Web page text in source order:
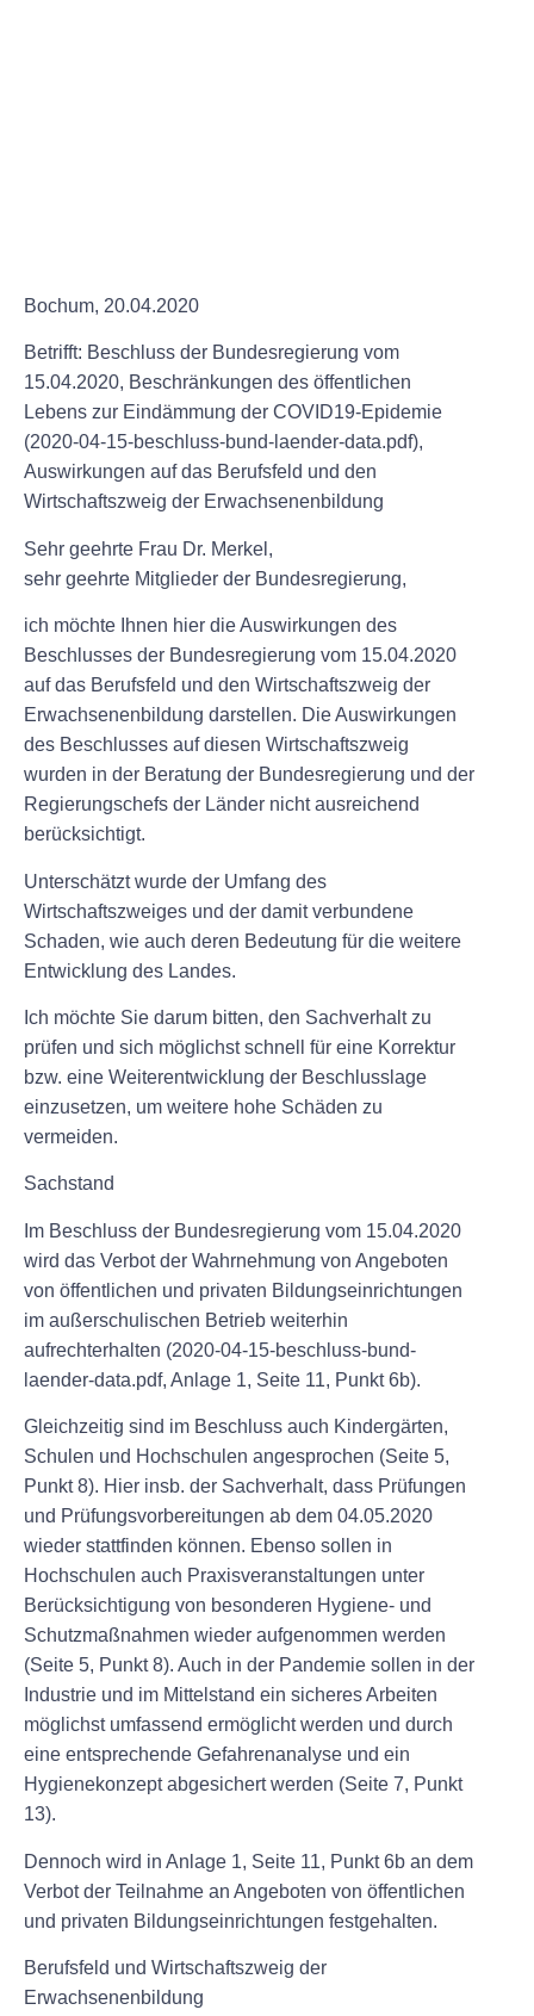
Bochum, 20.04.2020
Betrifft: Beschluss der Bundesregierung vom
15.04.2020, Beschränkungen des öffentlichen
Lebens zur Eindämmung der COVID19-Epidemie
(2020-04-15-beschluss-bund-laender-data.pdf),
Auswirkungen auf das Berufsfeld und den
Wirtschaftszweig der Erwachsenenbildung
Sehr geehrte Frau Dr. Merkel,
sehr geehrte Mitglieder der Bundesregierung,
ich möchte Ihnen hier die Auswirkungen des
Beschlusses der Bundesregierung vom 15.04.2020
auf das Berufsfeld und den Wirtschaftszweig der
Erwachsenenbildung darstellen. Die Auswirkungen
des Beschlusses auf diesen Wirtschaftszweig
wurden in der Beratung der Bundesregierung und der
Regierungschefs der Länder nicht ausreichend
berücksichtigt.
Unterschätzt wurde der Umfang des
Wirtschaftszweiges und der damit verbundene
Schaden, wie auch deren Bedeutung für die weitere
Entwicklung des Landes.
Ich möchte Sie darum bitten, den Sachverhalt zu
prüfen und sich möglichst schnell für eine Korrektur
bzw. eine Weiterentwicklung der Beschlusslage
einzusetzen, um weitere hohe Schäden zu
vermeiden.
Sachstand
Im Beschluss der Bundesregierung vom 15.04.2020
wird das Verbot der Wahrnehmung von Angeboten
von öffentlichen und privaten Bildungseinrichtungen
im außerschulischen Betrieb weiterhin
aufrechterhalten (2020-04-15-beschluss-bund-
laender-data.pdf, Anlage 1, Seite 11, Punkt 6b).
Gleichzeitig sind im Beschluss auch Kindergärten,
Schulen und Hochschulen angesprochen (Seite 5,
Punkt 8). Hier insb. der Sachverhalt, dass Prüfungen
und Prüfungsvorbereitungen ab dem 04.05.2020
wieder stattfinden können. Ebenso sollen in
Hochschulen auch Praxisveranstaltungen unter
Berücksichtigung von besonderen Hygiene- und
Schutzmaßnahmen wieder aufgenommen werden
(Seite 5, Punkt 8). Auch in der Pandemie sollen in der
Industrie und im Mittelstand ein sicheres Arbeiten
möglichst umfassend ermöglicht werden und durch
eine entsprechende Gefahrenanalyse und ein
Hygienekonzept abgesichert werden (Seite 7, Punkt
13).
Dennoch wird in Anlage 1, Seite 11, Punkt 6b an dem
Verbot der Teilnahme an Angeboten von öffentlichen
und privaten Bildungseinrichtungen festgehalten.
Berufsfeld und Wirtschaftszweig der
Erwachsenenbildung